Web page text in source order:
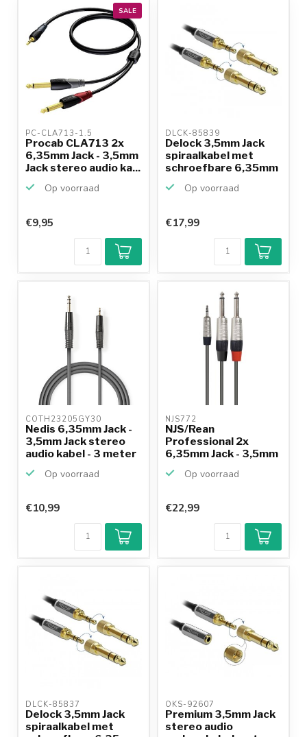
SALE
PC-CLA713-1.5
Procab CLA713 2x
6,35mm Jack - 3,5mm
Jack stereo audio ka...
Op voorraad
€9,95
DLCK-85839
Delock 3,5mm Jack
spiraalkabel met
schroefbare 6,35mm
Op voorraad
€17,99
COTH23205GY30
Nedis 6,35mm Jack -
3,5mm Jack stereo
audio kabel - 3 meter
Op voorraad
€10,99
NJS772
NJS/Rean
Professional 2x
6,35mm Jack - 3,5mm
Op voorraad
€22,99
DLCK-85837
Delock 3,5mm Jack
spiraalkabel met
OKS-92607
Premium 3,5mm Jack
stereo audio